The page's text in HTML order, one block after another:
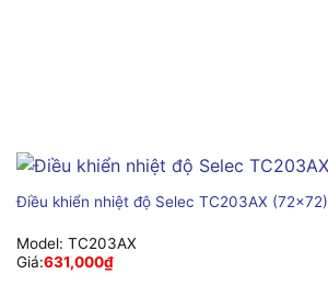
Điều khiển nhiệt độ Selec TC203AX (72×72)
Model: TC203AX
Giá:631,000₫